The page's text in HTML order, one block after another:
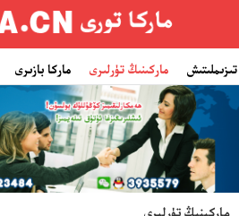
ماركىنىڭ تۈرلىرى ماركا بازىرى
ماركىنىڭ تۈرلىرى